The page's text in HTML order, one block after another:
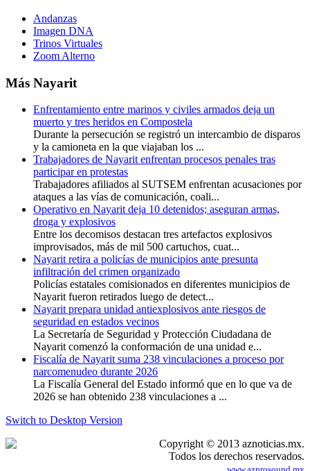
Andanzas
Imagen DNA
Trinos Virtuales
Zoom Alterno
Más Nayarit
Enfrentamiento entre marinos y civiles armados deja un
muerto y tres heridos en Compostela
Durante la persecución se registró un intercambio de disparos
y la camioneta en la que viajaban los ...
Trabajadores de Nayarit enfrentan procesos penales tras
participar en protestas
Trabajadores afiliados al SUTSEM enfrentan acusaciones por
ataques a las vías de comunicación, coali...
Operativo en Nayarit deja 10 detenidos; aseguran armas,
droga y explosivos
Entre los decomisos destacan tres artefactos explosivos
improvisados, más de mil 500 cartuchos, cuat...
Nayarit retira a policías de municipios ante presunta
infiltración del crimen organizado
Policías estatales comisionados en diferentes municipios de
Nayarit fueron retirados luego de detect...
Nayarit prepara unidad antiexplosivos ante riesgos de
seguridad en estados vecinos
La Secretaría de Seguridad y Protección Ciudadana de
Nayarit comenzó la conformación de una unidad e...
Fiscalía de Nayarit suma 238 vinculaciones a proceso por
narcomenudeo durante 2026
La Fiscalía General del Estado informó que en lo que va de
2026 se han obtenido 238 vinculaciones a ...
Switch to Desktop Version
Copyright © 2013 aznoticias.mx.
Todos los derechos reservados.